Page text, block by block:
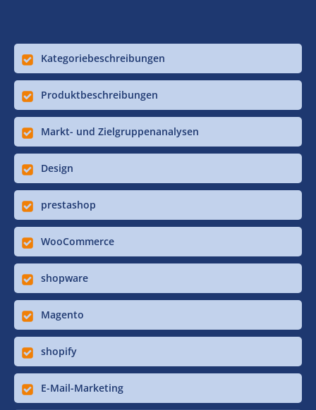
Kategoriebeschreibungen
Produktbeschreibungen
Markt- und Zielgruppenanalysen
Design
prestashop
WooCommerce
shopware
Magento
shopify
E-Mail-Marketing